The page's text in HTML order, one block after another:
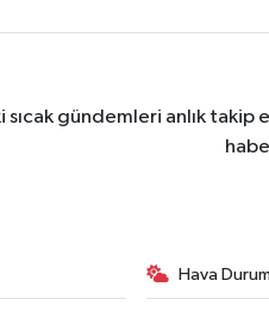
gündemleri anlık takip
Hava